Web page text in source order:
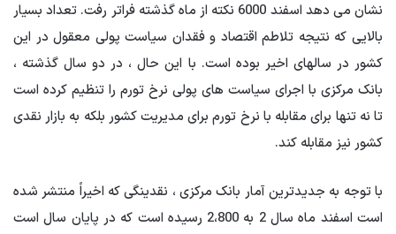
نشان می دهد اسفند 6000 نکته از ماه گذشته فراتر رفت. تعداد بسیار
بالایی که نتیجه تلاطم اقتصاد و فقدان سیاست پولی معقول در این
کشور در سالهای اخیر بوده است. با این حال ، در دو سال گذشته ،
بانک مرکزی با اجرای سیاست های پولی نرخ تورم را تنظیم کرده است
تا نه تنها برای مقابله با نرخ تورم برای مدیریت کشور بلکه به بازار نقدی
کشور نیز مقابله کند.
با توجه به جدیدترین آمار بانک مرکزی ، نقدینگی که اخیراً منتشر شده
است اسفند ماه سال 2 به 2،800 رسیده است که در پایان سال است